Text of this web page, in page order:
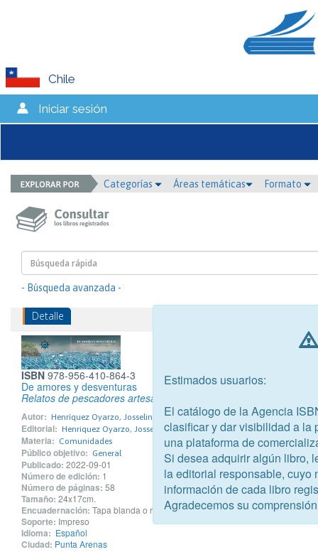
Chile
Iniciar sesión
Categorías Áreas temáticas Formato
- Búsqueda avanzada -
Detalle
ISBN 978-956-410-864-3
De amores y desventuras
Relatos de pescadores artesanales en el Estrecho de Magallanes
Autor: Henríquez Oyarzo, Josselinne Constanza
Editorial: Henriquez Oyarzo, Josselinne Constanza
Materia: Comunidades
Público objetivo: General
Publicado: 2022-09-01
Número de edición: 1
Número de páginas: 58
Tamaño: 24x17cm.
Encuadernación: Tapa blanda o rústica
Soporte: Impreso
Idioma: Español
Ciudad: Punta Arenas
Estimados usuarios:
El catálogo de la Agencia
clasificar y dar visibilidad a la
una plataforma de
Si desea adquirir algún libro,
la editorial responsable, cuyo
información de cada libro
Agradecemos su